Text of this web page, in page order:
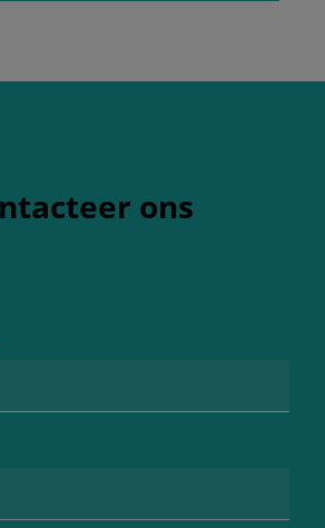
ons